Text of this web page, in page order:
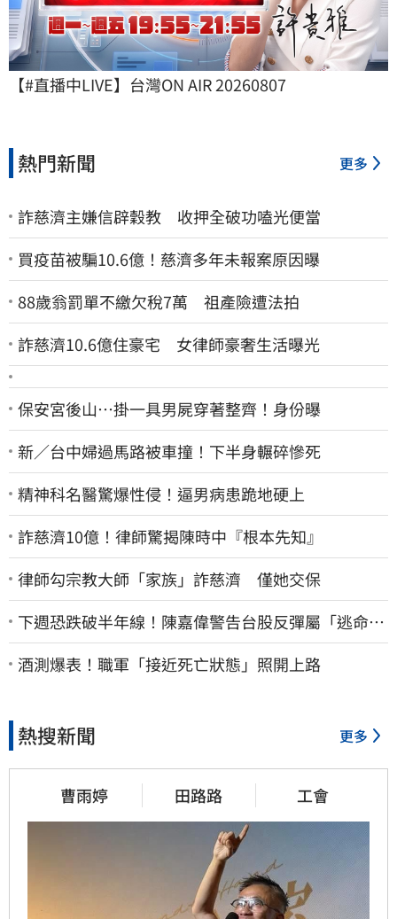
【#直播中LIVE】台灣ON AIR 20260807
熱門新聞 更多
詐慈濟主嫌信辟穀教 收押全破功嗑光便當
買疫苗被騙10.6億！慈濟多年未報案原因曝
88歲翁罰單不繳欠稅7萬 祖產險遭法拍
詐慈濟10.6億住豪宅 女律師豪奢生活曝光
保安宮後山…掛一具男屍穿著整齊！身份曝
新／台中婦過馬路被車撞！下半身輾碎慘死
精神科名醫驚爆性侵！逼男病患跪地硬上
詐慈濟10億！律師驚揭陳時中『根本先知』
律師勾宗教大師「家族」詐慈濟 僅她交保
下週恐跌破半年線！陳嘉偉警告台股反彈屬「逃命
波」：空頭大屠殺剛開始
酒測爆表！職軍「接近死亡狀態」照開上路
熱搜新聞 更多
曹雨婷 田路路 工會